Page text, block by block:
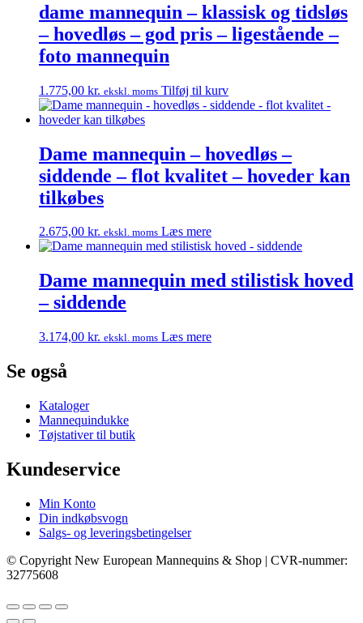
dame mannequin – klassisk og tidsløs
– hovedløs – god pris – ligestående –
foto mannequin
1.775,00 kr. ekskl. moms Tilføj til kurv
Dame mannequin – hovedløs –
siddende – flot kvalitet – hoveder kan
tilkøbes
2.675,00 kr. ekskl. moms Læs mere
Dame mannequin med stilistisk hoved
– siddende
3.174,00 kr. ekskl. moms Læs mere
Se også
Kataloger
Mannequindukke
Tøjstativer til butik
Kundeservice
Min Konto
Din indkøbsvogn
Salgs- og leveringsbetingelser
© Copyright New European Mannequins & Shop | CVR-nummer:
32775608